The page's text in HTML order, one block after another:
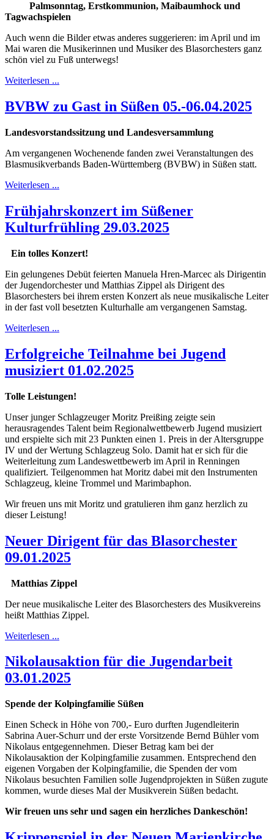
Palmsonntag, Erstkommunion, Maibaumhock und
Tagwachspielen
Auch wenn die Bilder etwas anderes suggerieren: im April und im
Mai waren die Musikerinnen und Musiker des Blasorchesters ganz
schön viel zu Fuß unterwegs!
Weiterlesen ...
BVBW zu Gast in Süßen 05.-06.04.2025
Landesvorstandssitzung und Landesversammlung
Am vergangenen Wochenende fanden zwei Veranstaltungen des
Blasmusikverbands Baden-Württemberg (BVBW) in Süßen statt.
Weiterlesen ...
Frühjahrskonzert im Süßener
Kulturfrühling 29.03.2025
Ein tolles Konzert!
Ein gelungenes Debüt feierten Manuela Hren-Marcec als Dirigentin
der Jugendorchester und Matthias Zippel als Dirigent des
Blasorchesters bei ihrem ersten Konzert als neue musikalische Leiter
in der fast voll besetzten Kulturhalle am vergangenen Samstag.
Weiterlesen ...
Erfolgreiche Teilnahme bei Jugend
musiziert 01.02.2025
Tolle Leistungen!
Unser junger Schlagzeuger Moritz Preißing zeigte sein
herausragendes Talent beim Regionalwettbewerb Jugend musiziert
und erspielte sich mit 23 Punkten einen 1. Preis in der Altersgruppe
IV und der Wertung Schlagzeug Solo. Damit hat er sich für die
Weiterleitung zum Landeswettbewerb im April in Renningen
qualifiziert. Teilgenommen hat Moritz dabei mit den Instrumenten
Schlagzeug, kleine Trommel und Marimbaphon.
Wir freuen uns mit Moritz und gratulieren ihm ganz herzlich zu
dieser Leistung!
Neuer Dirigent für das Blasorchester
09.01.2025
Matthias Zippel
Der neue musikalische Leiter des Blasorchesters des Musikvereins
heißt Matthias Zippel.
Weiterlesen ...
Nikolausaktion für die Jugendarbeit
03.01.2025
Spende der Kolpingfamilie Süßen
Einen Scheck in Höhe von 700,- Euro durften Jugendleiterin
Sabrina Auer-Schurr und der erste Vorsitzende Bernd Bühler vom
Nikolaus entgegennehmen. Dieser Betrag kam bei der
Nikolausaktion der Kolpingfamilie zusammen. Entsprechend den
eigenen Vorgaben der Kolpingfamilie, die Spenden der vom
Nikolaus besuchten Familien solle Jugendprojekten in Süßen zugute
kommen, wurde dieses Mal der Musikverein Süßen bedacht.
Wir freuen uns sehr und sagen ein herzliches Dankeschön!